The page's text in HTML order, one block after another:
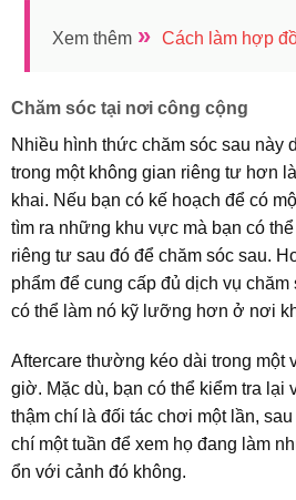
Xem thêm » Cách làm hợp
Chăm sóc tại nơi công cộng
Nhiều hình thức chăm sóc sau này
trong một không gian riêng tư hơn
khai. Nếu bạn có kế hoạch để có
tìm ra những khu vực mà bạn có
riêng tư sau đó để chăm sóc sau.
phẩm để cung cấp đủ dịch vụ
có thể làm nó kỹ lưỡng hơn ở nơi
Aftercare thường kéo dài trong một
giờ. Mặc dù, bạn có thể kiểm tra lại
thậm chí là đối tác chơi một lần,
chí một tuần để xem họ đang làm
ổn với cảnh đó không.